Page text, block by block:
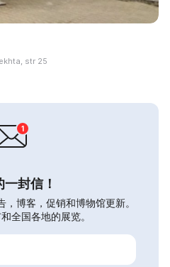
str 25
封信！
博客，促销和博物馆更新。
全国各地的展览。